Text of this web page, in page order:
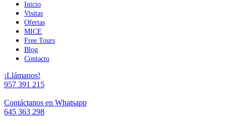
Inicio
Visitas
Ofertas
MICE
Free Tours
Blog
Contacto
¡Llámanos!
957 391 215
Contáctanos en Whatsapp
645 363 298